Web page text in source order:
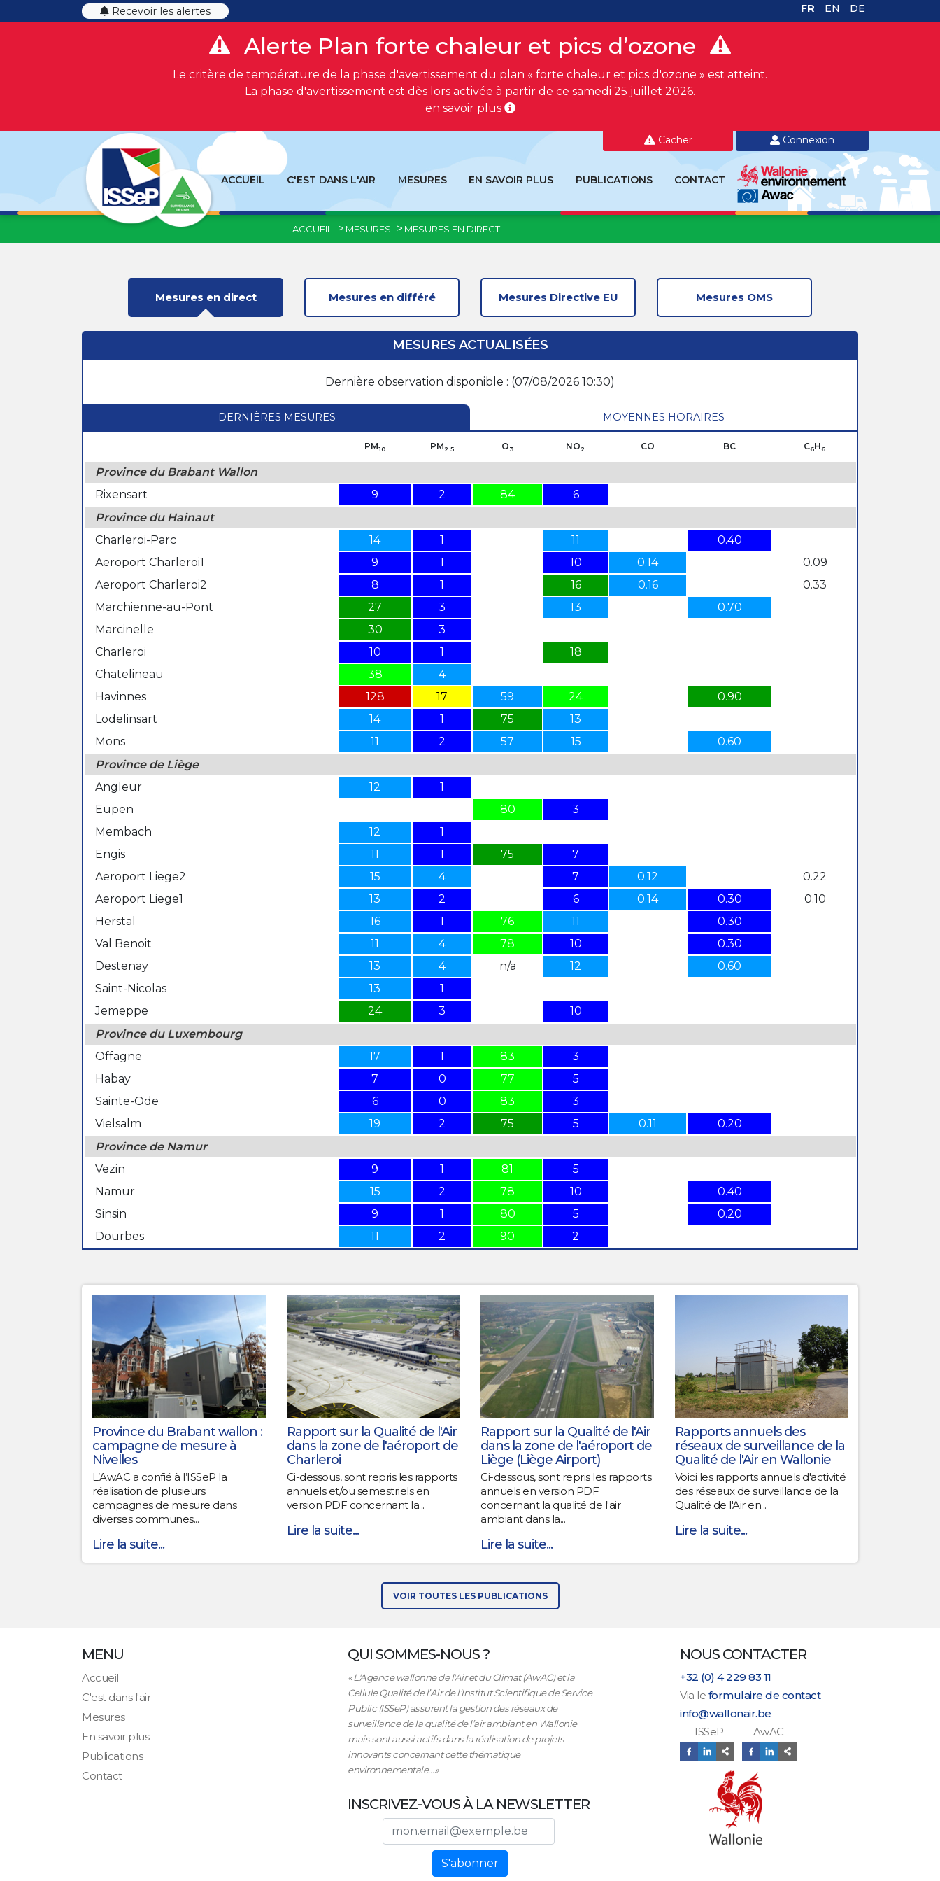
Recevoir les alertes FR EN DE
Alerte Plan forte chaleur et pics d’ozone
Le critère de température de la phase d'avertissement du plan « forte chaleur et pics d'ozone » est atteint.
La phase d'avertissement est dès lors activée à partir de ce samedi 25 juillet 2026.
en savoir plus
Cacher
ACCUEIL C'EST DANS L'AIR MESURES EN SAVOIR PLUS PUBLICATIONS CONTACT
Connexion
ACCUEIL MESURES MESURES EN DIRECT
Mesures en direct Mesures en différé Mesures Directive EU Mesures OMS
MESURES ACTUALISÉES
Dernière observation disponible : (07/08/2026 10:30)
DERNIÈRES MESURES MOYENNES HORAIRES
PM10 PM2.5 O3 NO2 CO BC C6H6
Province du Brabant Wallon
Rixensart
9 2 84
6
Province du Hainaut
Charleroi-Parc
14 1 11
0.40
Aeroport Charleroi1
9 1 10 0.14
0.09
Aeroport Charleroi2
8 1 16 0.16
0.33
Marchienne-au-Pont
27 3 13
0.70
Marcinelle
30
3
Charleroi
10 1
18
Chatelineau
38
4
Havinnes
128 17 59 24
0.90
Lodelinsart
14 1 75
13
Mons
11 2 57 15
0.60
Province de Liège
Angleur
12
1
Eupen
80
3
Membach
12
1
Engis
11 1 75
7
Aeroport Liege2
15 4 7 0.12
0.22
Aeroport Liege1
13 2 6 0.14 0.30
0.10
Herstal
16 1 76 11
0.30
Val Benoit
11 4 78 10
0.30
Destenay
13 4 n/a 12
0.60
Saint-Nicolas
13
1
Jemeppe
24 3
10
Province du Luxembourg
Offagne
17 1 83
3
Habay
7 0 77
5
Sainte-Ode
6 0 83
3
Vielsalm
19 2 75 5 0.11
0.20
Province de Namur
Vezin
9 1 81
5
Namur
15 2 78 10
0.40
Sinsin
9 1 80 5
0.20
Dourbes
11 2 90 2
Province du Brabant wallon :
campagne de mesure à
Nivelles
L’AwAC a confié à l’ISSeP la
réalisation de plusieurs
campagnes de mesure dans
diverses communes...
Lire la suite...
Rapport sur la Qualité de l'Air
dans la zone de l'aéroport de
Charleroi
Ci-dessous, sont repris les rapports
annuels et/ou semestriels en
version PDF concernant la...
Lire la suite...
Rapport sur la Qualité de l'Air
dans la zone de l'aéroport de
Liège (Liège Airport)
Ci-dessous, sont repris les rapports
annuels en version PDF
concernant la qualité de l'air
ambiant dans la...
Lire la suite...
Rapports annuels des
réseaux de surveillance de la
Qualité de l'Air en Wallonie
Voici les rapports annuels d'activité
des réseaux de surveillance de la
Qualité de l'Air en...
Lire la suite...
VOIR TOUTES LES PUBLICATIONS
MENU
Accueil
C'est dans l'air
Mesures
En savoir plus
Publications
Contact
QUI SOMMES-NOUS ?
« L'Agence wallonne de l'Air et du Climat (AwAC) et la
Cellule Qualité de l’Air de l’Institut Scientifique de Service
Public (ISSeP) assurent la gestion des réseaux de
surveillance de la qualité de l’air ambiant en Wallonie
mais sont aussi actifs dans la réalisation de projets
innovants concernant cette thématique
environnementale…»
INSCRIVEZ-VOUS À LA NEWSLETTER
Adresse email
S'abonner
NOUS CONTACTER
+32 (0) 4 229 83 11
Via le formulaire de contact
info@wallonair.be
ISSeP AwAC